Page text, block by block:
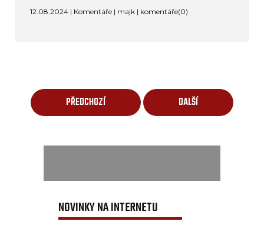
12.08.2024 | Komentáře | majk | komentáře(0)
PŘEDCHOZÍ DALŠÍ
NOVINKY NA INTERNETU